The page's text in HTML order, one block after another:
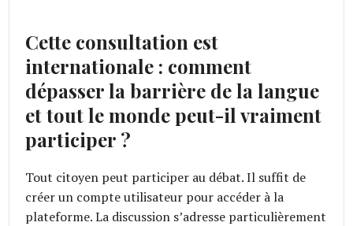
Cette consultation est
internationale : comment
dépasser la barrière de la langue
et tout le monde peut-il vraiment
participer ?
Tout citoyen peut participer au débat. Il suffit de
créer un compte utilisateur pour accéder à la
plateforme. La discussion s’adresse particulièrement